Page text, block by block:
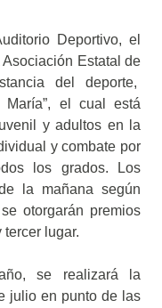
Deportivo, el
Estatal de
del deporte,
María”, el cual está
y adultos en la
y combate por
los grados. Los
la mañana según
otorgarán premios
lugar.
se realizará la
julio en punto de las